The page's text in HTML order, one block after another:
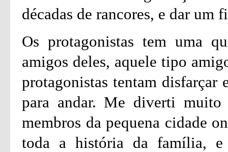
décadas de rancores, e dar um
Os protagonistas tem uma
amigos deles, aquele tipo
protagonistas tentam disfarçar
para andar. Me diverti
membros da pequena cidade
toda a história da família, e